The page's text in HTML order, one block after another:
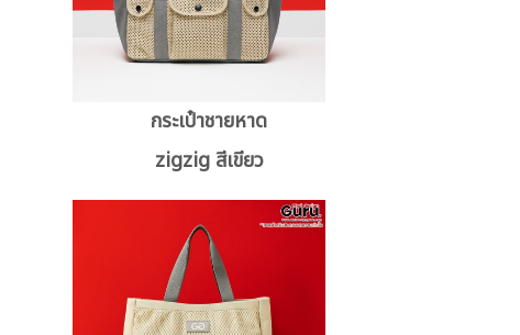
กระเป๋าชายหาด
zigzig สีเขียว